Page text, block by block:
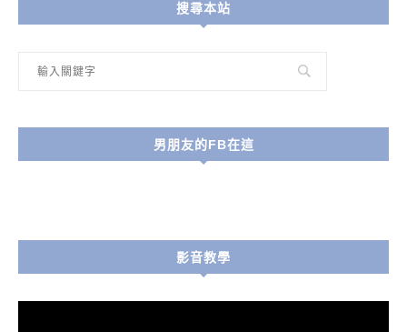
搜尋本站
男朋友的FB在這
影音教學